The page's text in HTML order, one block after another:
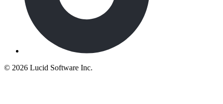
© 2026 Lucid Software Inc.